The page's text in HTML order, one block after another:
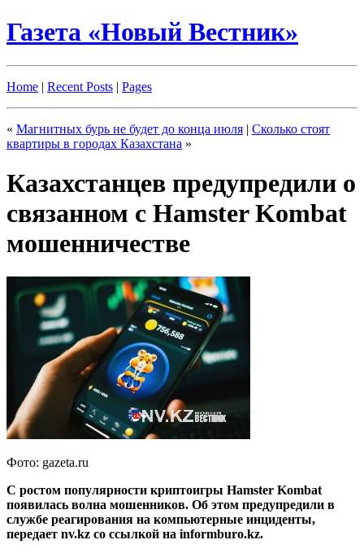
Газета «Новый Вестник»
Home | Recent Posts | Pages
« Магнитных бурь не будет до конца июля | Сколько стоят
квартиры в городах Казахстана »
Казахстанцев предупредили о
связанном с Hamster Kombat
мошенничестве
Фото: gazeta.ru
С ростом популярности криптоигры Hamster Kombat
появилась волна мошенников. Об этом предупредили в
службе реагирования на компьютерные инциденты,
передает nv.kz со ссылкой на informburo.kz.